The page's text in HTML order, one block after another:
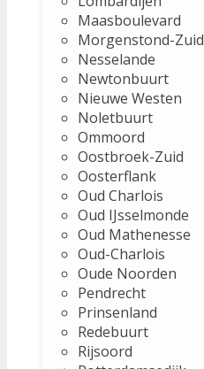
Maasboulevard
Morgenstond-Zuid
Nesselande
Newtonbuurt
Nieuwe Westen
Noletbuurt
Ommoord
Oostbroek-Zuid
Oosterflank
Oud Charlois
Oud IJsselmonde
Oud Mathenesse
Oud-Charlois
Oude Noorden
Pendrecht
Prinsenland
Redebuurt
Rijsoord